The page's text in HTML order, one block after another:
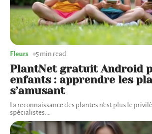
PlantNet gratuit Android
enfants : apprendre les
s’amusant
La reconnaissance des plantes n'est plus le
spécialistes.…
Fleurs 5 min read